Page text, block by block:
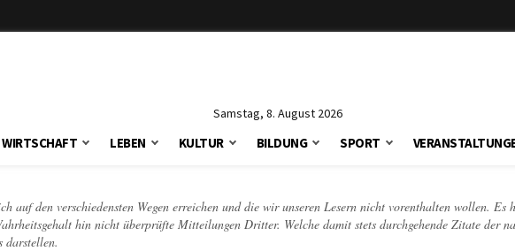
Samstag, 8. August 2026
WIRTSCHAFT LEBEN KULTUR BILDUNG SPORT
auf den verschiedensten Wegen erreichen und die wir unseren Lesern nicht vorenthalten wollen. Es
hin nicht überprüfte Mitteilungen Dritter. Welche damit stets durchgehende Zitate der
darstellen.